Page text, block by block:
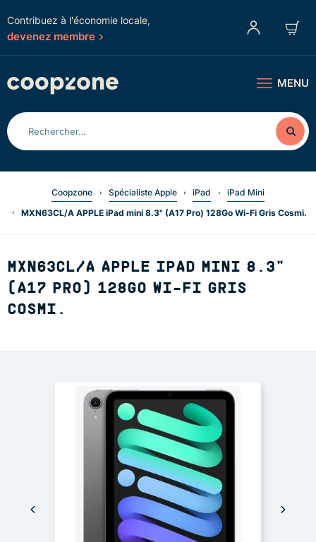
Contribuez à l'économie locale,
devenez membre
MENU
Coopzone Spécialiste Apple iPad
iPad Mini
MXN63CL/A APPLE iPad mini 8.3" (A17 Pro) 128Go Wi-Fi Gris Cosmi.
MXN63CL/A APPLE IPAD MINI 8.3"
(A17 PRO) 128GO WI-FI GRIS
COSMI.